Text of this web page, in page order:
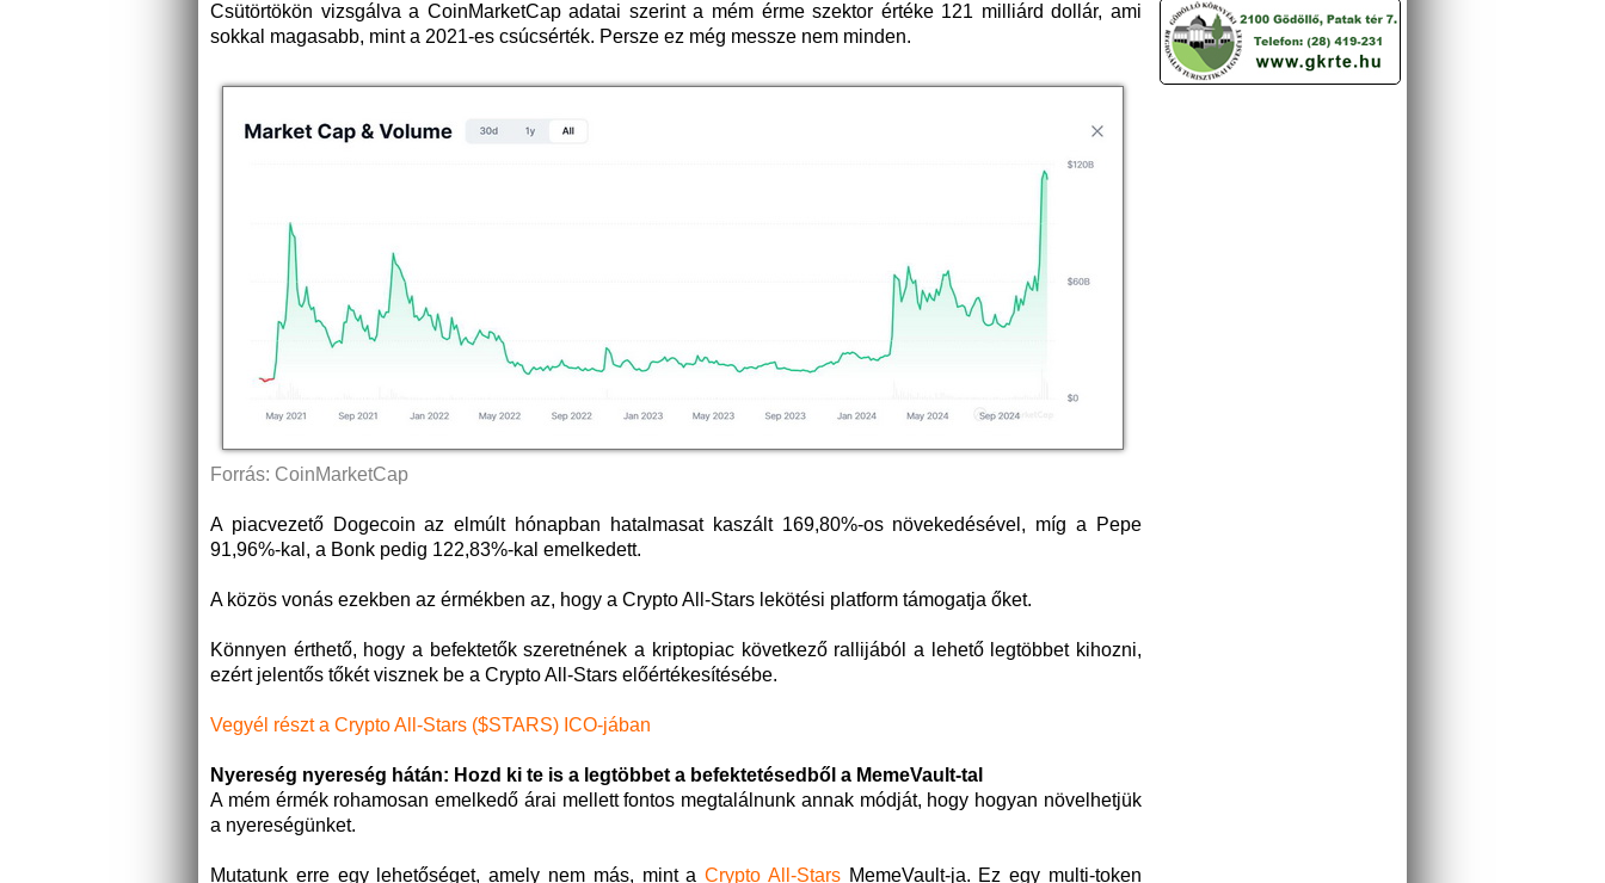
Csütörtökön vizsgálva a CoinMarketCap adatai szerint a mém érme szektor értéke 121 milliárd dollár, ami
sokkal magasabb, mint a 2021-es csúcsérték. Persze ez még messze nem minden.
Forrás: CoinMarketCap
A piacvezető Dogecoin az elmúlt hónapban hatalmasat kaszált 169,80%-os növekedésével, míg a Pepe
91,96%-kal, a Bonk pedig 122,83%-kal emelkedett.
A közös vonás ezekben az érmékben az, hogy a Crypto All-Stars lekötési platform támogatja őket.
Könnyen érthető, hogy a befektetők szeretnének a kriptopiac következő rallijából a lehető legtöbbet kihozni,
ezért jelentős tőkét visznek be a Crypto All-Stars előértékesítésébe.
Vegyél részt a Crypto All-Stars ($STARS) ICO-jában
Nyereség nyereség hátán: Hozd ki te is a legtöbbet a befektetésedből a MemeVault-tal
A mém érmék rohamosan emelkedő árai mellett fontos megtalálnunk annak módját, hogy hogyan növelhetjük
a nyereségünket.
Mutatunk erre egy lehetőséget, amely nem más, mint aCrypto All-StarsMemeVault-ja. Ez egy multi-token